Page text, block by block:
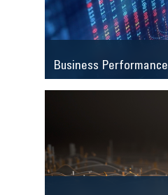
Business Performance